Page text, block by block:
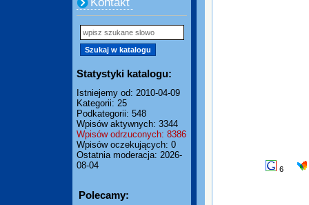
Statystyki katalogu:
Istniejemy od: 2010-04-09
Kategorii: 25
Podkategorii: 548
Wpisów aktywnych: 3344
Wpisów odrzuconych: 8386
Wpisów oczekujących: 0
Ostatnia moderacja: 2026-
08-04
Polecamy:
6